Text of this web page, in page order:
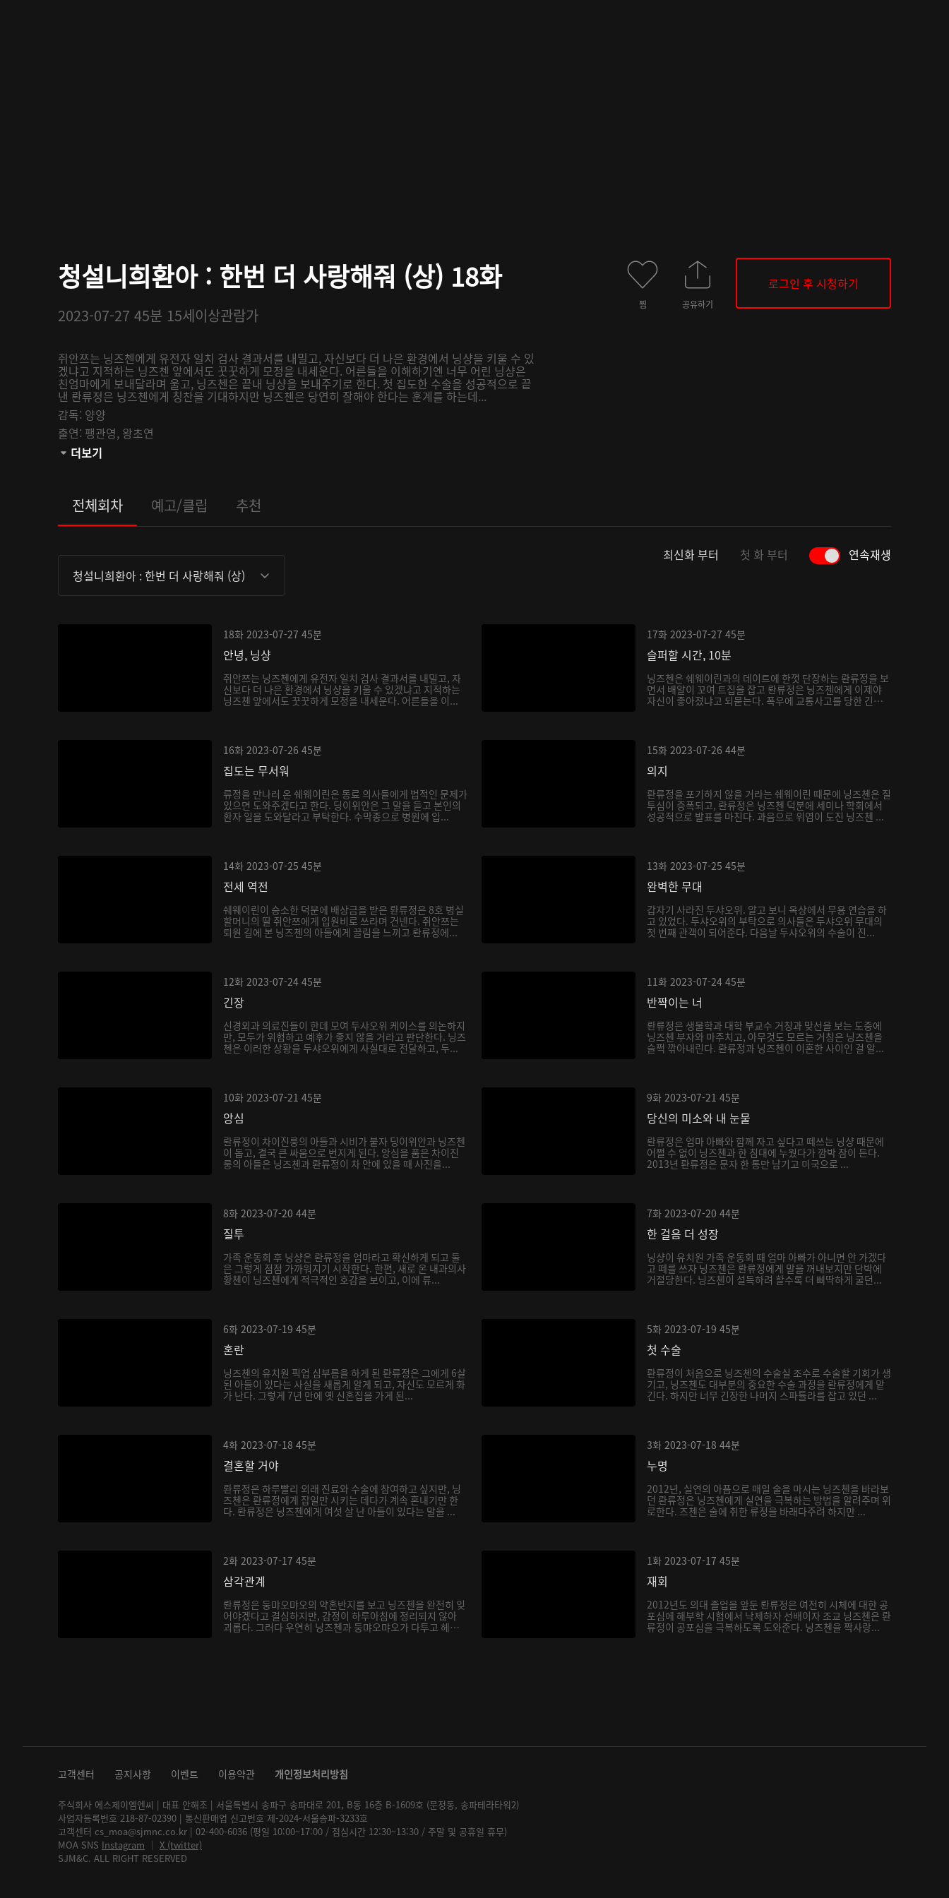
청설니희환아 : 한번 더 사랑해줘 (상) 18화
2023-07-27 45분 15세이상관람가
쥐안쯔는 닝즈첸에게 유전자 일치 검사 결과서를 내밀고, 자신보다 더 나은 환경에서 닝샹을 키울 수 있
겠냐고 지적하는 닝즈첸 앞에서도 꿋꿋하게 모정을 내세운다. 어른들을 이해하기엔 너무 어린 닝샹은
친엄마에게 보내달라며 울고, 닝즈첸은 끝내 닝샹을 보내주기로 한다. 첫 집도한 수술을 성공적으로 끝
낸 롼류정은 닝즈첸에게 칭찬을 기대하지만 닝즈첸은 당연히 잘해야 한다는 훈계를 하는데...
감독: 양양
출연: 팽관영, 왕초연
관람등급:
더보기
찜 공유하기
로그인 후 시청하기
전체회차 예고/클립 추천
청설니희환아 : 한번 더 사랑해줘 (상)
최신화 부터 첫 화 부터 연속재생
18화 2023-07-27 45분
안녕, 닝샹
쥐안쯔는 닝즈첸에게 유전자 일치 검사 결과서를 내밀고, 자
신보다 더 나은 환경에서 닝샹을 키울 수 있겠냐고 지적하는
닝즈첸 앞에서도 꿋꿋하게 모정을 내세운다. 어른들을 이...
17화 2023-07-27 45분
슬퍼할 시간, 10분
닝즈첸은 쉐웨이린과의 데이트에 한껏 단장하는 롼류정을 보
면서 배알이 꼬여 트집을 잡고 롼류정은 닝즈첸에게 이제야
자신이 좋아졌냐고 되묻는다. 폭우에 교통사고를 당한 긴급
16화 2023-07-26 45분
집도는 무서워
류정을 만나러 온 쉐웨이린은 동료 의사들에게 법적인 문제가
있으면 도와주겠다고 한다. 딩이위안은 그 말을 듣고 본인의
환자 일을 도와달라고 부탁한다. 수막종으로 병원에 입...
15화 2023-07-26 44분
의지
롼류정을 포기하지 않을 거라는 쉐웨이린 때문에 닝즈첸은 질
투심이 증폭되고, 롼류정은 닝즈첸 덕분에 세미나 학회에서
성공적으로 발표를 마친다. 과음으로 위염이 도진 닝즈첸 ...
14화 2023-07-25 45분
전세 역전
쉐웨이린이 승소한 덕분에 배상금을 받은 롼류정은 8호 병실
할머니의 딸 쥐안쯔에게 입원비로 쓰라며 건넨다. 쥐안쯔는
퇴원 길에 본 닝즈첸의 아들에게 끌림을 느끼고 롼류정에...
13화 2023-07-25 45분
완벽한 무대
갑자기 사라진 두샤오위. 알고 보니 옥상에서 무용 연습을 하
고 있었다. 두샤오위의 부탁으로 의사들은 두샤오위 무대의
첫 번째 관객이 되어준다. 다음날 두샤오위의 수술이 진...
12화 2023-07-24 45분
긴장
신경외과 의료진들이 한데 모여 두샤오위 케이스를 의논하지
만, 모두가 위험하고 예후가 좋지 않을 거라고 판단한다. 닝즈
첸은 이러한 상황을 두샤오위에게 사실대로 전달하고, 두...
11화 2023-07-24 45분
반짝이는 너
롼류정은 생물학과 대학 부교수 거칭과 맞선을 보는 도중에
닝즈첸 부자와 마주치고, 아무것도 모르는 거칭은 닝즈첸을
슬쩍 깎아내린다. 롼류정과 닝즈첸이 이혼한 사이인 걸 알...
10화 2023-07-21 45분
앙심
롼류정이 차이진룽의 아들과 시비가 붙자 딩이위안과 닝즈첸
이 돕고, 결국 큰 싸움으로 번지게 된다. 앙심을 품은 차이진
룽의 아들은 닝즈첸과 롼류정이 차 안에 있을 때 사진을...
9화 2023-07-21 45분
당신의 미소와 내 눈물
롼류정은 엄마 아빠와 함께 자고 싶다고 떼쓰는 닝샹 때문에
어쩔 수 없이 닝즈첸과 한 침대에 누웠다가 깜박 잠이 든다.
2013년 롼류정은 문자 한 통만 남기고 미국으로 ...
8화 2023-07-20 44분
질투
가족 운동회 후 닝샹은 롼류정을 엄마라고 확신하게 되고 둘
은 그렇게 점점 가까워지기 시작한다. 한편, 새로 온 내과의사
황첸이 닝즈첸에게 적극적인 호감을 보이고, 이에 류...
7화 2023-07-20 44분
한 걸음 더 성장
닝샹이 유치원 가족 운동회 때 엄마 아빠가 아니면 안 가겠다
고 떼를 쓰자 닝즈첸은 롼류정에게 말을 꺼내보지만 단박에
거절당한다. 닝즈첸이 설득하려 할수록 더 삐딱하게 굴던...
6화 2023-07-19 45분
혼란
닝즈첸의 유치원 픽업 심부름을 하게 된 롼류정은 그에게 6살
된 아들이 있다는 사실을 새롭게 알게 되고, 자신도 모르게 화
가 난다. 그렇게 7년 만에 옛 신혼집을 가게 된...
5화 2023-07-19 45분
첫 수술
롼류정이 처음으로 닝즈첸의 수술실 조수로 수술할 기회가 생
기고, 닝즈첸도 대부분의 중요한 수술 과정을 롼류정에게 맡
긴다. 하지만 너무 긴장한 나머지 스파튤라를 잡고 있던 ...
4화 2023-07-18 45분
결혼할 거야
롼류정은 하루빨리 외래 진료와 수술에 참여하고 싶지만, 닝
즈첸은 롼류정에게 잡일만 시키는 데다가 계속 혼내기만 한
다. 롼류정은 닝즈첸에게 여섯 살 난 아들이 있다는 말을 ...
3화 2023-07-18 44분
누명
2012년, 실연의 아픔으로 매일 술을 마시는 닝즈첸을 바라보
던 롼류정은 닝즈첸에게 실연을 극복하는 방법을 알려주며 위
로한다. 즈첸은 술에 취한 류정을 바래다주려 하지만 ...
2화 2023-07-17 45분
삼각관계
롼류정은 둥먀오먀오의 약혼반지를 보고 닝즈첸을 완전히 잊
어야겠다고 결심하지만, 감정이 하루아침에 정리되지 않아
괴롭다. 그러다 우연히 닝즈첸과 둥먀오먀오가 다투고 헤어
1화 2023-07-17 45분
재회
2012년도 의대 졸업을 앞둔 롼류정은 여전히 시체에 대한 공
포심에 해부학 시험에서 낙제하자 선배이자 조교 닝즈첸은 롼
류정이 공포심을 극복하도록 도와준다. 닝즈첸을 짝사랑...
고객센터 공지사항 이벤트 이용약관 개인정보처리방침
주식회사 에스제이엠엔씨 | 대표 안해조 | 서울특별시 송파구 송파대로 201, B동 16층 B-1609호 (문정동, 송파테라타워2)
사업자등록번호 218-87-02390 | 통신판매업 신고번호 제-2024-서울송파-3233호
고객센터 cs_moa@sjmnc.co.kr | 02-400-6036 (평일 10:00~17:00 / 점심시간 12:30~13:30 / 주말 및 공휴일 휴무)
MOA SNS Instagram │ X (twitter)
SJM&C. ALL RIGHT RESERVED